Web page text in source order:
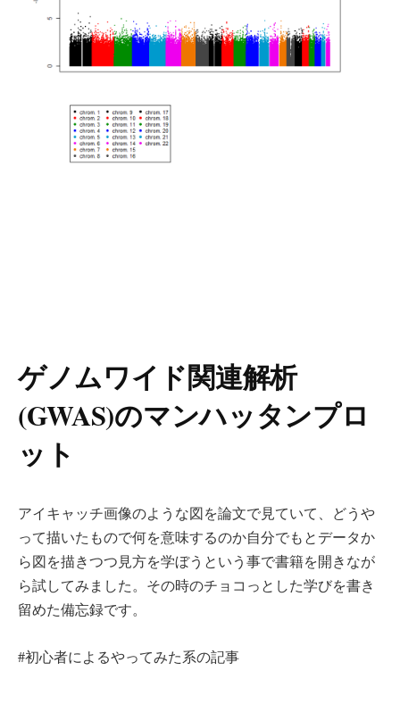
ゲノムワイド関連解析
(GWAS)のマンハッタンプロ
ット
アイキャッチ画像のような図を論文で見ていて、どうや
って描いたもので何を意味するのか自分でもとデータか
ら図を描きつつ見方を学ぼうという事で書籍を開きなが
ら試してみました。その時のチョコっとした学びを書き
留めた備忘録です。
#初心者によるやってみた系の記事